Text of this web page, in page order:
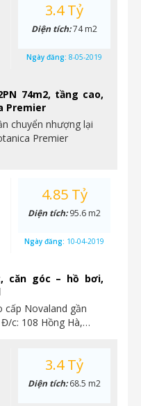
74m2, tầng cao,
Premier
chuyển nhượng lại
Premier
3.4 Tỷ
Diện tích:74 m2
Ngày đăng: 8-05-2019
căn góc – hồ bơi,
cấp Novaland gần
c: 108 Hồng Hà,…
4.85 Tỷ
Diện tích:95.6 m2
Ngày đăng: 10-04-2019
3.4 Tỷ
Diện tích:68.5 m2